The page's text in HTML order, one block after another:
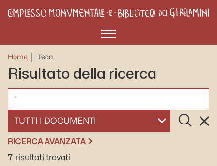
Menù
Home Teca
Risultato della ricerca
SELEZIONA UN DOCUMENTO
Cerca
RICERCA AVANZATA
7 risultati trovati